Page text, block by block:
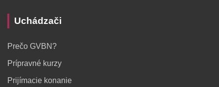
Uchádzači
Prečo GVBN?
Prípravné kurzy
Prijímacie konanie